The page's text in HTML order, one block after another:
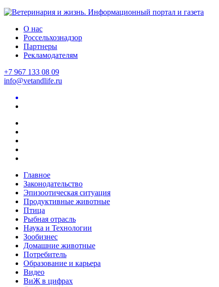
О нас
Россельхознадзор
Партнеры
Рекламодателям
+7 967 133 08 09
info@vetandlife.ru
Главное
Законодательство
Эпизоотическая ситуация
Продуктивные животные
Птица
Рыбная отрасль
Наука и Технологии
Зообизнес
Домашние животные
Потребитель
Образование и карьера
Видео
ВиЖ в цифрах